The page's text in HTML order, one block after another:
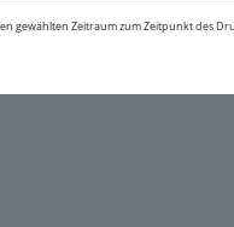
gewählten Zeitraum zum Zeitpunkt des